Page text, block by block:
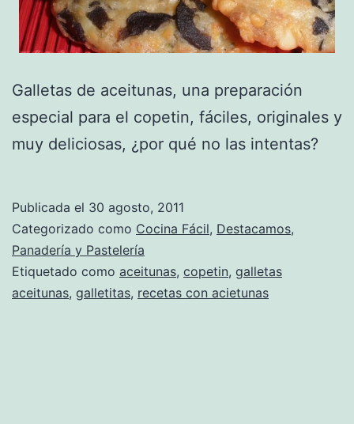
Galletas de aceitunas, una preparación
especial para el copetin, fáciles, originales y
muy deliciosas, ¿por qué no las intentas?
Publicada el 30 agosto, 2011
Categorizado como Cocina Fácil, Destacamos,
Panadería y Pastelería
Etiquetado como aceitunas, copetin, galletas
aceitunas, galletitas, recetas con acietunas